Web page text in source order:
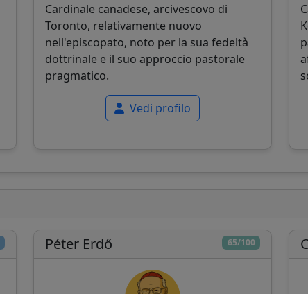
Cardinale canadese, arcivescovo di
Toronto, relativamente nuovo
nell'episcopato, noto per la sua fedeltà
dottrinale e il suo approccio pastorale
pragmatico.
Vedi profilo
65/100
Péter Erdő